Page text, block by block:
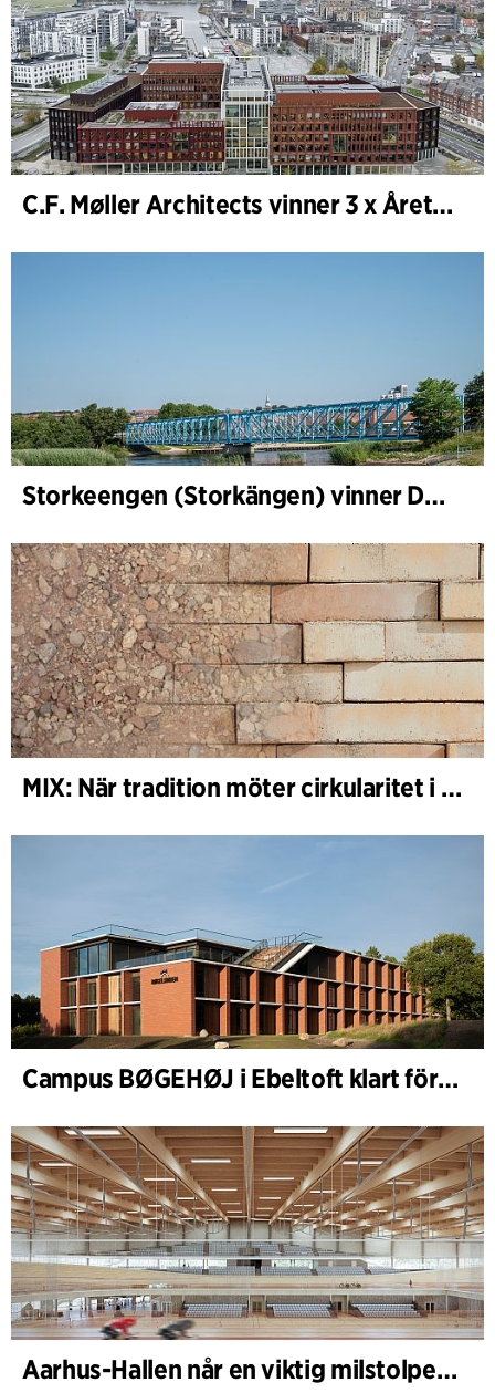
C.F. Møller Architects vinner 3 x Årets Byggnad 2025
Storkeengen (Storkängen) vinner DANVAs Klimatpris 2025 och bygger vidare på ett tidigare arkitektoniskt erkännande
MIX: När tradition möter cirkularitet i arkitekturen
Campus BØGEHØJ i Ebeltoft klart för invigning: Unik träbyggnad färdigställd
Aarhus-Hallen når en viktig milstolpe i den pågående skissprocessen